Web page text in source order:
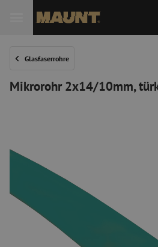
Glasfaserrohre
Mikrorohr 2x14/10mm,